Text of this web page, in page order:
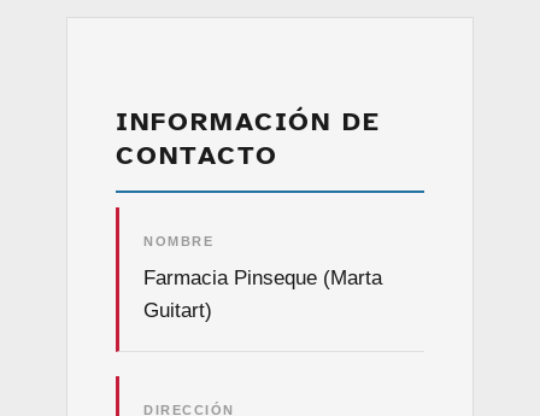
INFORMACIÓN DE
CONTACTO
NOMBRE
Farmacia Pinseque (Marta
Guitart)
DIRECCIÓN